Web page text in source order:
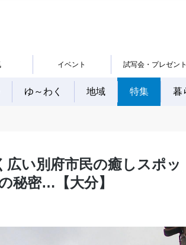
イベント 試写会・プレゼント
ゆ～わく 地域 特集 暮
い別府市民の癒しスポッ
秘密…【大分】